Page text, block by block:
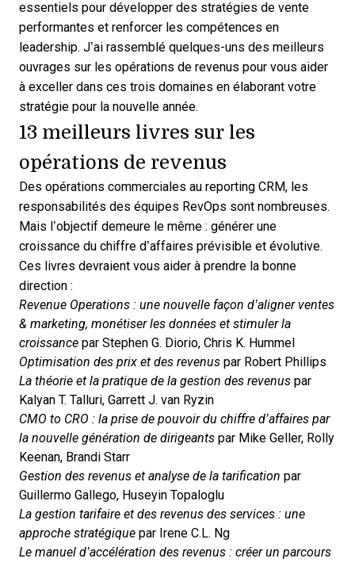
essentiels pour développer des stratégies de vente
performantes et renforcer les compétences en
leadership. J’ai rassemblé quelques-uns des meilleurs
ouvrages sur les opérations de revenus pour vous aider
à exceller dans ces trois domaines en élaborant votre
stratégie pour la nouvelle année.
13 meilleurs livres sur les
opérations de revenus
Des opérations commerciales au reporting CRM, les
responsabilités des équipes RevOps sont nombreuses.
Mais l’objectif demeure le même : générer une
croissance du chiffre d’affaires prévisible et évolutive.
Ces livres devraient vous aider à prendre la bonne
direction :
Revenue Operations : une nouvelle façon d’aligner ventes
& marketing, monétiser les données et stimuler la
croissance par Stephen G. Diorio, Chris K. Hummel
Optimisation des prix et des revenus par Robert Phillips
La théorie et la pratique de la gestion des revenus par
Kalyan T. Talluri, Garrett J. van Ryzin
CMO to CRO : la prise de pouvoir du chiffre d’affaires par
la nouvelle génération de dirigeants par Mike Geller, Rolly
Keenan, Brandi Starr
Gestion des revenus et analyse de la tarification par
Guillermo Gallego, Huseyin Topaloglu
La gestion tarifaire et des revenus des services : une
approche stratégique par Irene C.L. Ng
Le manuel d’accélération des revenus : créer un parcours